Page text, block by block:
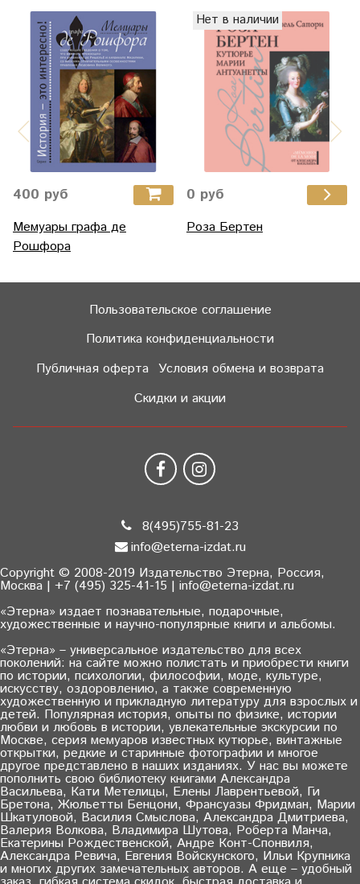
400 руб
Мемуары графа де
Рошфора
Нет в наличии
0 руб
Роза Бертен
Пользовательское соглашение
Политика конфиденциальности
Публичная оферта Условия обмена и возврата
Скидки и акции
8(495)755-81-23
info@eterna-izdat.ru
Copyright © 2008-2019 Издательство Этерна, Россия,
Москва | +7 (495) 325-41-15 | info@eterna-izdat.ru
«Этерна» издает познавательные, подарочные,
художественные и научно-популярные книги и альбомы.
«Этерна» – универсальное издательство для всех
поколений: на сайте можно полистать и приобрести книги
по истории, психологии, философии, моде, культуре,
искусству, оздоровлению, а также современную
художественную и прикладную литературу для взрослых и
детей. Популярная история, опыты по физике, истории
любви и любовь в истории, увлекательные экскурсии по
Москве, серия мемуаров известных кутюрье, винтажные
открытки, редкие и старинные фотографии и многое
другое представлено в наших изданиях. У нас вы можете
пополнить свою библиотеку книгами Александра
Васильева, Кати Метелицы, Елены Лаврентьевой, Ги
Бретона, Жюльетты Бенцони, Франсуазы Фридман, Марии
Шкатуловой, Василия Смыслова, Александра Дмитриева,
Валерия Волкова, Владимира Шутова, Роберта Манча,
Екатерины Рождественской, Андре Конт-Спонвиля,
Александра Ревича, Евгения Войскунского, Ильи Крупника
и многих других замечательных авторов. А еще – удобный